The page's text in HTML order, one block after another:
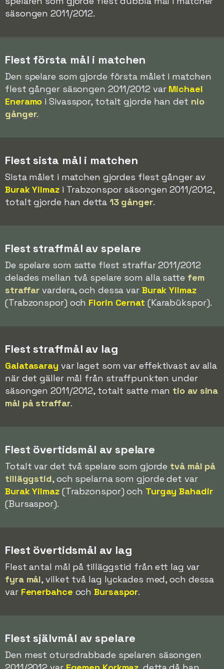
säsongen 2011/2012.
Flest första mål i matchen
Den spelare som gjorde första målet i matchen
flest gånger säsongen 2011/2012 var Michael
Eneramo i Sivasspor, totalt gjorde han det nio
gånger.
Flest sista mål i matchen
Sista målet i matchen gjordes flest gånger av
Burak Yilmazi Trabzonspor säsongen 2011/2012,
totalt gjorde han detta 13 gånger.
Flest straffmål av spelare
De spelare som satte flest straffar 2011/2012
delades mellan två spelare som alla satte fem
straffar vardera, och dessa var Burak Yilmaz
(Trabzonspor) och Florin Cernat (Karabükspor).
Flest straffmål av lag
Galatasaray var laget som var effektivast av alla
när det gäller mål från straffpunkten under
säsongen 2011/2012, totalt satte man tio av sina
mål på straffar.
Flest övertidsmål av spelare
Totalt var det två spelare som gjorde två mål på
tilläggstid, och spelarna som gjorde det var
Burak Yilmaz(Trabzonspor) och Turgay Bahadir
(Bursaspor).
Flest övertidsmål av lag
Flest antal mål på tilläggstid från ett lag var
fyra mål, vilket två lag lyckades med, och dessa
var Fenerbahce ochBursaspor.
Flest självmål av spelare
Den mest otursdrabbade spelaren säsongen